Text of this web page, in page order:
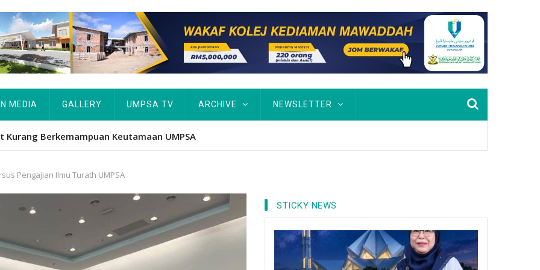
IN MEDIA GALLERY UMPSA TV ARCHIVE NEWSLETTER
Kurang Berkemampuan Keutamaan UMPSA
Pengajian Ilmu Turath UMPSA
STICKY NEWS